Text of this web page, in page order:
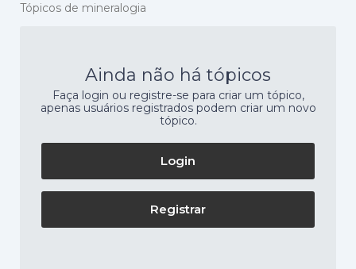
Tópicos de mineralogia
Ainda não há tópicos
Faça login ou registre-se para criar um tópico,
apenas usuários registrados podem criar um novo
tópico.
Login
Registrar